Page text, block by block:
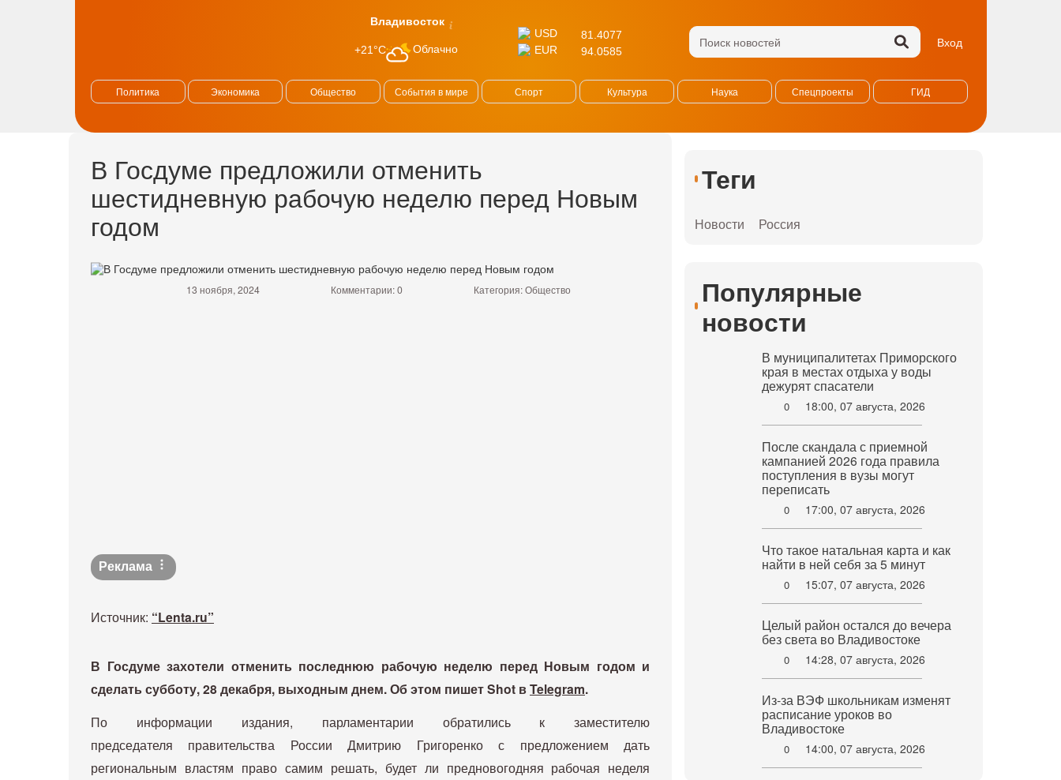
Владивосток
+21°C Облачно
USD
81.4077
EUR
94.0585
Вход
Политика Экономика Общество События в мире Спорт Культура Наука Спецпроекты ГИД
В Госдуме предложили отменить
шестидневную рабочую неделю перед Новым
годом
13 ноября, 2024 Комментарии: 0 Категория:Общество
Реклама
Источник: “Lenta.ru”
В Госдуме захотели отменить последнюю рабочую неделю перед Новым годом и
сделать субботу, 28 декабря, выходным днем. Об этом пишет Shot вTelegram.
По информации издания, парламентарии обратились к заместителю
председателя правительства России Дмитрию Григоренко с предложением дать
региональным властям право самим решать, будет ли предновогодняя рабочая неделя
Теги
Новости Россия
Популярные
новости
В муниципалитетах Приморского
края в местах отдыха у воды
дежурят спасатели
0 18:00, 07 августа, 2026
После скандала с приемной
кампанией 2026 года правила
поступления в вузы могут
переписать
0 17:00, 07 августа, 2026
Что такое натальная карта и как
найти в ней себя за 5 минут
0 15:07, 07 августа, 2026
Целый район остался до вечера
без света во Владивостоке
0 14:28, 07 августа, 2026
Из-за ВЭФ школьникам изменят
расписание уроков во
Владивостоке
0 14:00, 07 августа, 2026